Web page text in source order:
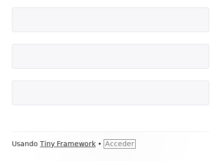
Contenido
Usando Tiny Framework • Acceder